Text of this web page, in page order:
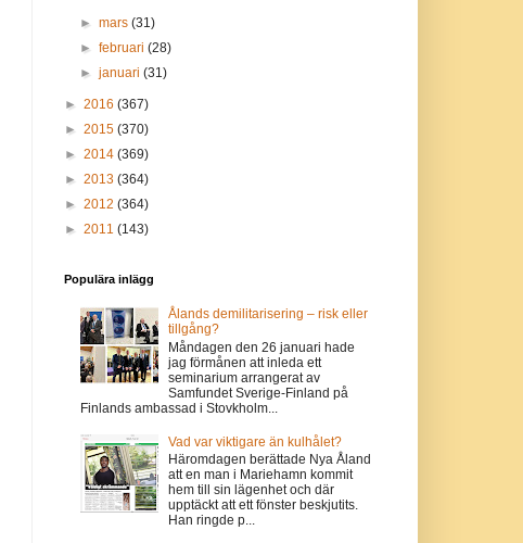
► mars (31)
► februari (28)
► januari (31)
► 2016 (367)
► 2015 (370)
► 2014 (369)
► 2013 (364)
► 2012 (364)
► 2011 (143)
Populära inlägg
Ålands demilitarisering – risk eller
tillgång?
Måndagen den 26 januari hade
jag förmånen att inleda ett
seminarium arrangerat av
Samfundet Sverige-Finland på
Finlands ambassad i Stovkholm...
Vad var viktigare än kulhålet?
Häromdagen berättade Nya Åland
att en man i Mariehamn kommit
hem till sin lägenhet och där
upptäckt att ett fönster beskjutits.
Han ringde p...